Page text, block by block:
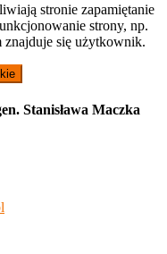
stronie zapamiętanie
strony, np.
się użytkownik.
Stanisława Maczka